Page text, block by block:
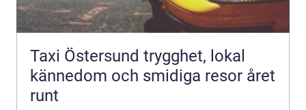
Taxi Östersund trygghet, lokal
kännedom och smidiga resor året
runt